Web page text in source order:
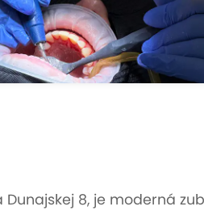
8, je moderná